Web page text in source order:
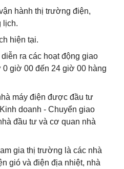
hành thị trường điện,
lịch.
hiện tại.
ra các hoạt động giao
giờ 00 đến 24 giờ 00 hàng
máy điện được đầu tư
doanh - Chuyển giao
đầu tư và cơ quan nhà
gia thị trường là các nhà
gió và điện địa nhiệt, nhà